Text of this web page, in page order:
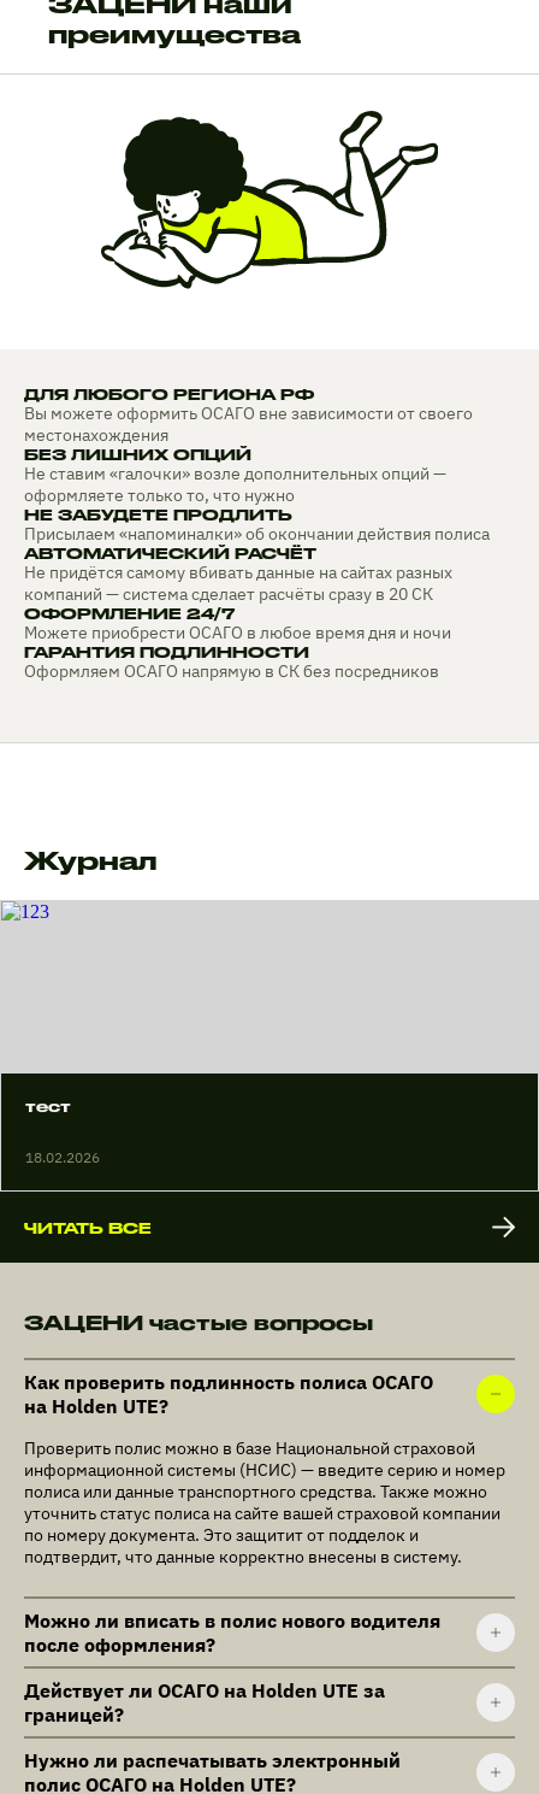
преимущества
ДЛЯ ЛЮБОГО РЕГИОНА РФ
Вы можете оформить ОСАГО вне зависимости от своего
местонахождения
БЕЗ ЛИШНИХ ОПЦИЙ
Не ставим «галочки» возле дополнительных опций —
оформляете только то, что нужно
НЕ ЗАБУДЕТЕ ПРОДЛИТЬ
Присылаем «напоминалки» об окончании действия полиса
АВТОМАТИЧЕСКИЙ РАСЧЁТ
Не придётся самому вбивать данные на сайтах разных
компаний — система сделает расчёты сразу в 20 СК
ОФОРМЛЕНИЕ 24/7
Можете приобрести ОСАГО в любое время дня и ночи
ГАРАНТИЯ ПОДЛИННОСТИ
Оформляем ОСАГО напрямую в СК без посредников
Журнал
тест
18.02.2026
ЧИТАТЬ ВСЕ
ЗАЦЕНИ частые вопросы
Как проверить подлинность полиса ОСАГО
на Holden UTE?
Проверить полис можно в базе Национальной страховой
информационной системы (НСИС) — введите серию и номер
полиса или данные транспортного средства. Также можно
уточнить статус полиса на сайте вашей страховой компании
по номеру документа. Это защитит от подделок и
подтвердит, что данные корректно внесены в систему.
Можно ли вписать в полис нового водителя
после оформления?
Действует ли ОСАГО на Holden UTE за
границей?
Нужно ли распечатывать электронный
полис ОСАГО на Holden UTE?